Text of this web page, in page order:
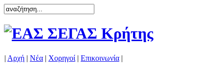
| Αρχή | Νέα | Χορηγοί | Επικοινωνία |